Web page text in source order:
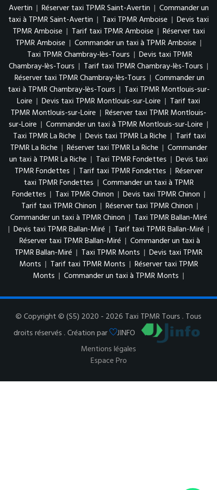
Avertin | Réserver taxi TPMR Saint-Avertin | Commander un
taxi à TPMR Saint-Avertin | Taxi TPMR Amboise | Devis taxi
TPMR Amboise | Tarif taxi TPMR Amboise | Réserver taxi
TPMR Amboise | Commander un taxi à TPMR Amboise |
Taxi TPMR Chambray-lès-Tours | Devis taxi TPMR
Chambray-lès-Tours | Tarif taxi TPMR Chambray-lès-Tours |
Réserver taxi TPMR Chambray-lès-Tours | Commander un
taxi à TPMR Chambray-lès-Tours | Taxi TPMR Montlouis-sur-
Loire | Devis taxi TPMR Montlouis-sur-Loire | Tarif taxi
TPMR Montlouis-sur-Loire | Réserver taxi TPMR Montlouis-
sur-Loire | Commander un taxi à TPMR Montlouis-sur-Loire |
Taxi TPMR La Riche | Devis taxi TPMR La Riche | Tarif taxi
TPMR La Riche | Réserver taxi TPMR La Riche | Commander
un taxi à TPMR La Riche | Taxi TPMR Fondettes | Devis taxi
TPMR Fondettes | Tarif taxi TPMR Fondettes | Réserver
taxi TPMR Fondettes | Commander un taxi à TPMR
Fondettes | Taxi TPMR Chinon | Devis taxi TPMR Chinon |
Tarif taxi TPMR Chinon | Réserver taxi TPMR Chinon |
Commander un taxi à TPMR Chinon | Taxi TPMR Ballan-Miré
| Devis taxi TPMR Ballan-Miré | Tarif taxi TPMR Ballan-Miré |
Réserver taxi TPMR Ballan-Miré | Commander un taxi à
TPMR Ballan-Miré | Taxi TPMR Monts | Devis taxi TPMR
Monts | Tarif taxi TPMR Monts | Réserver taxi TPMR
Monts | Commander un taxi à TPMR Monts |
© Copyright © (S5) 2020 - 2026 Taxi TPMR Tours . Tous
droits réservés . Création par
JINFO
Mentions légales
Espace Pro